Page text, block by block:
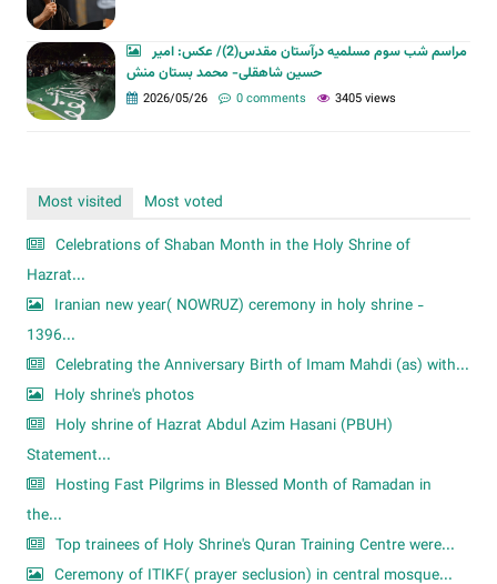
مراسم شب سوم مسلمیه درآستان مقدس(2)/ عکس: امیر
حسین شاهقلی- محمد بستان منش
2026/05/26 0 comments 3405 views
Most visited
Most voted
Celebrations of Shaban Month in the Holy Shrine of
Hazrat...
Iranian new year( NOWRUZ) ceremony in holy shrine -
1396...
Celebrating the Anniversary Birth of Imam Mahdi (as) with...
Holy shrine's photos
Holy shrine of Hazrat Abdul Azim Hasani (PBUH)
Statement...
Hosting Fast Pilgrims in Blessed Month of Ramadan in
the...
Top trainees of Holy Shrine's Quran Training Centre were...
Ceremony of ITIKF( prayer seclusion) in central mosque...